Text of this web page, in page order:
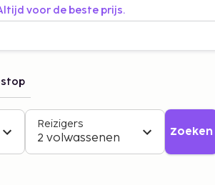
voor de beste prijs.
Reizigers
2 volwassenen Zoeken